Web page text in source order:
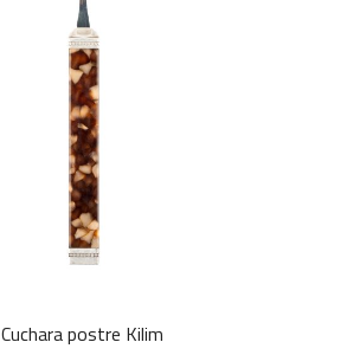
Cuchara postre Kilim